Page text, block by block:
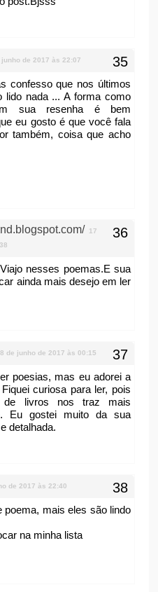
junho de 2017 às 22:07
confesso que nos últimos
lido nada ... A forma como
sua resenha é bem
eu gosto é que você fala
também, coisa que acho
17
nesses poemas.E sua
ainda mais desejo em ler
de junho de 2017 às 00:15
poesias, mas eu adorei a
curiosa para ler, pois
de livros nos traz mais
Eu gostei muito da sua
detalhada.
de 2017 às 22:40
poema, mais eles são lindo
na minha lista